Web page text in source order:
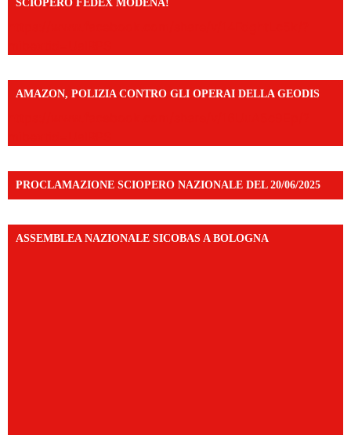
SCIOPERO FEDEX MODENA!
AMAZON, POLIZIA CONTRO GLI OPERAI DELLA GEODIS
PROCLAMAZIONE SCIOPERO NAZIONALE DEL 20/06/2025
ASSEMBLEA NAZIONALE SICOBAS A BOLOGNA